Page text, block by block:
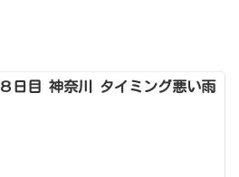
８日目 神奈川 タイミング悪い雨